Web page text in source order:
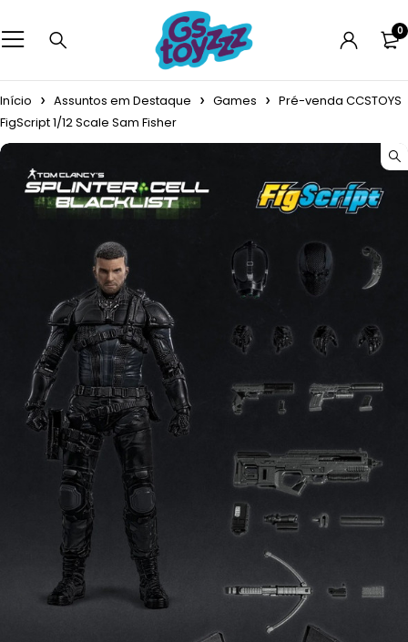
0
Início Assuntos em Destaque Games
Pré-venda CCSTOYS
FigScript 1/12 Scale Sam Fisher